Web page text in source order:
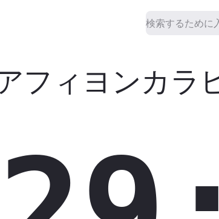
フィヨンカラ